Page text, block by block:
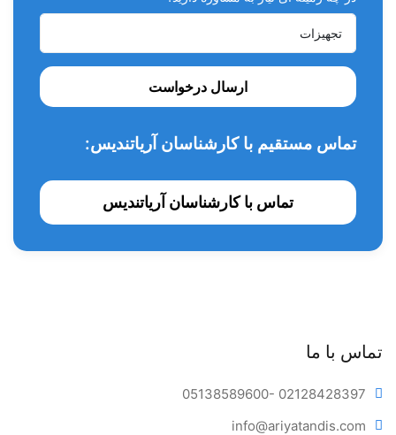
ارسال درخواست
تماس مستقیم با کارشناسان آریاتندیس:
تماس با کارشناسان آریاتندیس
تماس با ما
05138589600- 02128428397
info@ariyatandis.com